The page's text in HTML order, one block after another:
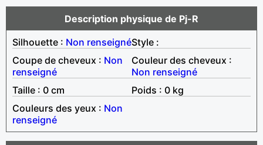
Description physique de Pj-R
Silhouette : Non renseignéStyle :
Coupe de cheveux : Non
renseigné
Couleur des cheveux :
Non renseigné
Taille : 0 cm
Poids : 0 kg
Couleurs des yeux : Non
renseigné